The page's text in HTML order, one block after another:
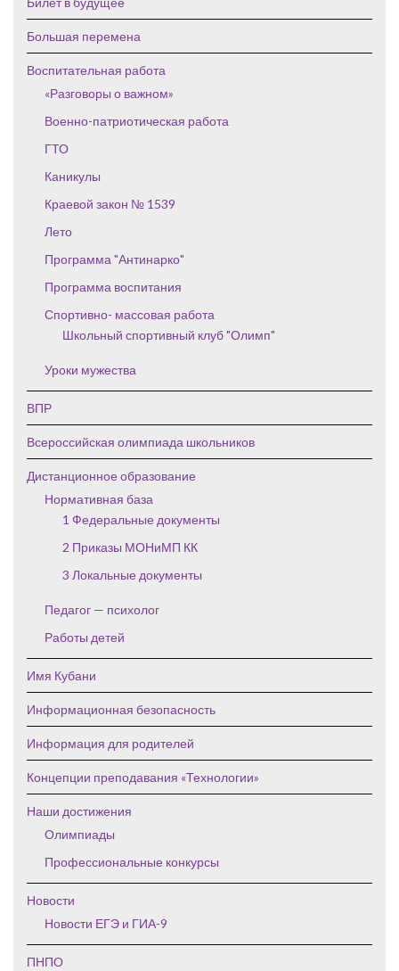
Большая перемена
Воспитательная работа
«Разговоры о важном»
Военно-патриотическая работа
ГТО
Каникулы
Краевой закон № 1539
Лето
Программа "Антинарко"
Программа воспитания
Спортивно- массовая работа
Школьный спортивный клуб "Олимп"
Уроки мужества
ВПР
Всероссийская олимпиада школьников
Дистанционное образование
Нормативная база
1 Федеральные документы
2 Приказы МОНиМП КК
3 Локальные документы
Педагог — психолог
Работы детей
Имя Кубани
Информационная безопасность
Информация для родителей
Концепции преподавания «Технологии»
Наши достижения
Олимпиады
Профессиональные конкурсы
Новости
Новости ЕГЭ и ГИА-9
ПНПО